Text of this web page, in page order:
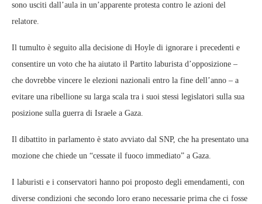
sono usciti dall’aula in un’apparente protesta contro le azioni del
relatore.
Il tumulto è seguito alla decisione di Hoyle di ignorare i precedenti e
consentire un voto che ha aiutato il Partito laburista d’opposizione –
che dovrebbe vincere le elezioni nazionali entro la fine dell’anno – a
evitare una ribellione su larga scala tra i suoi stessi legislatori sulla sua
posizione sulla guerra di Israele a Gaza.
Il dibattito in parlamento è stato avviato dal SNP, che ha presentato una
mozione che chiede un “cessate il fuoco immediato” a Gaza.
I laburisti e i conservatori hanno poi proposto degli emendamenti, con
diverse condizioni che secondo loro erano necessarie prima che ci fosse